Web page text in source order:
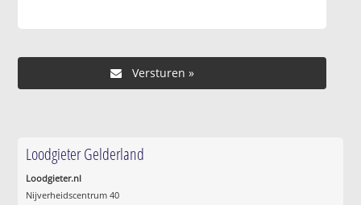
Loodgieter Gelderland
Loodgieter.nl
Nijverheidscentrum 40